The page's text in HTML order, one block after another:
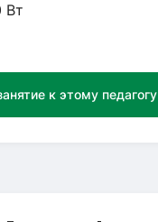
Вт
к этому педагогу